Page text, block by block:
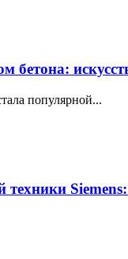
бетона:
популярной...